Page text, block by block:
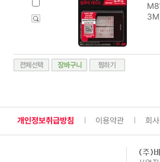
개인정보취급방침 이용약관 회